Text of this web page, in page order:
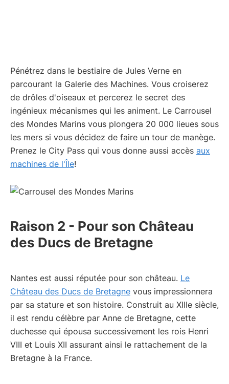
Pénétrez dans le bestiaire de Jules Verne en
parcourant la Galerie des Machines. Vous croiserez
de drôles d'oiseaux et percerez le secret des
ingénieux mécanismes qui les animent. Le Carrousel
des Mondes Marins vous plongera 20 000 lieues sous
les mers si vous décidez de faire un tour de manège.
Prenez le City Pass qui vous donne aussi accès aux
machines de l'Île!
Raison 2 - Pour son Château
des Ducs de Bretagne
Nantes est aussi réputée pour son château. Le
Château des Ducs de Bretagne vous impressionnera
par sa stature et son histoire. Construit au XIIIe siècle,
il est rendu célèbre par Anne de Bretagne, cette
duchesse qui épousa successivement les rois Henri
VIII et Louis XII assurant ainsi le rattachement de la
Bretagne à la France.